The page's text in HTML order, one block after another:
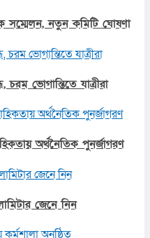
সম্মেলন, নতুন কমিটি ঘোষণা
ভোগান্তিতে যাত্রীরা
অর্থনৈতিক পুনর্জাগরণ
জেনে নিন